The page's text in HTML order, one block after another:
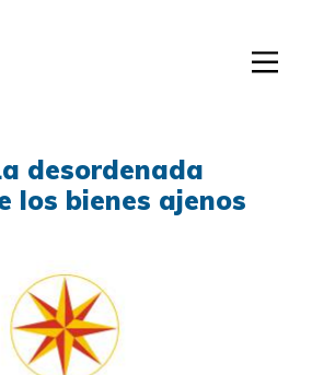
desordenada
los bienes ajenos